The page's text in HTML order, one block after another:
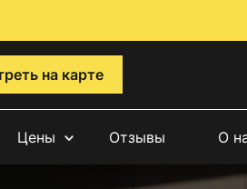
на карте
Цены Отзывы О